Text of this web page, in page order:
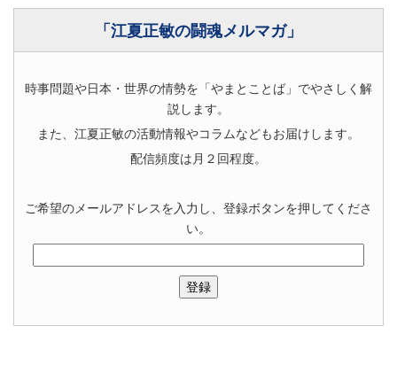
「江夏正敏の闘魂メルマガ」
時事問題や日本・世界の情勢を「やまとことば」でやさしく解
説します。
また、江夏正敏の活動情報やコラムなどもお届けします。
配信頻度は月２回程度。
ご希望のメールアドレスを入力し、登録ボタンを押してくださ
い。